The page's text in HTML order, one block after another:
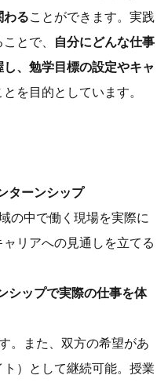
わることができます。実践
とで、
自分にどんな仕事
、勉学目標の設定やキャ
とを目的としています。
ターンシップ
の中で働く現場を実際に
リアへの見通しを立てる
ップで実際の仕事を体
。また、双方の希望があ
）として継続可能。授業